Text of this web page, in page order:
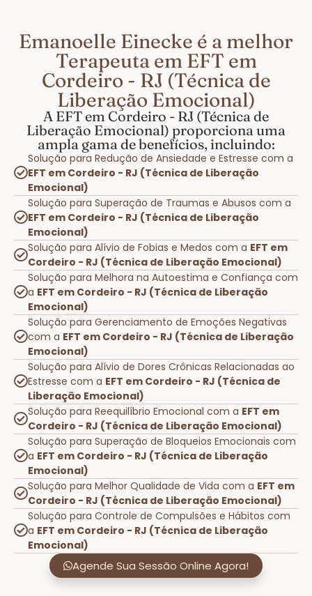
Emanoelle Einecke é a melhor
Terapeuta em EFT em
Cordeiro - RJ (Técnica de
Liberação Emocional)
A EFT em Cordeiro - RJ (Técnica de
Liberação Emocional) proporciona uma
ampla gama de benefícios, incluindo:
Solução para Redução de Ansiedade e Estresse com a
EFT em Cordeiro - RJ (Técnica de Liberação
Emocional)
Solução para Superação de Traumas e Abusos com a
EFT em Cordeiro - RJ (Técnica de Liberação
Emocional)
Solução para Alívio de Fobias e Medos com a EFT em
Cordeiro - RJ (Técnica de Liberação Emocional)
Solução para Melhora na Autoestima e Confiança com
a EFT em Cordeiro - RJ (Técnica de Liberação
Emocional)
Solução para Gerenciamento de Emoções Negativas
com a EFT em Cordeiro - RJ (Técnica de Liberação
Emocional)
Solução para Alívio de Dores Crônicas Relacionadas ao
Estresse com a EFT em Cordeiro - RJ (Técnica de
Liberação Emocional)
Solução para Reequilíbrio Emocional com a EFT em
Cordeiro - RJ (Técnica de Liberação Emocional)
Solução para Superação de Bloqueios Emocionais com
a EFT em Cordeiro - RJ (Técnica de Liberação
Emocional)
Solução para Melhor Qualidade de Vida com a EFT em
Cordeiro - RJ (Técnica de Liberação Emocional)
Solução para Controle de Compulsões e Hábitos com
a EFT em Cordeiro - RJ (Técnica de Liberação
Emocional)
Agende Sua Sessão Online Agora!